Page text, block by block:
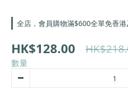
全店，會員購物滿$600全單免香
HK$128.00
數量